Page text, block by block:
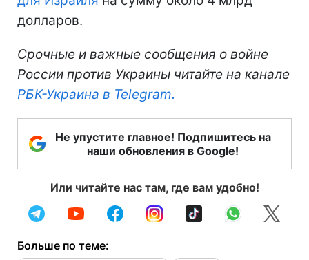
долларов.
Срочные и важные сообщения о войне
России против Украины читайте на канале
РБК-Украина в Telegram.
Не упустите главное! Подпишитесь на
наши обновления в Google!
Или читайте нас там, где вам удобно!
Больше по теме: